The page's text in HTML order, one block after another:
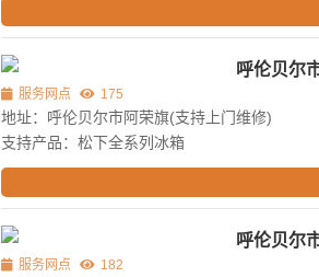
呼伦贝尔
服务网点 175
地址：呼伦贝尔市阿荣旗(支持上门维修)
支持产品：松下全系列冰箱
呼伦贝尔
服务网点 182